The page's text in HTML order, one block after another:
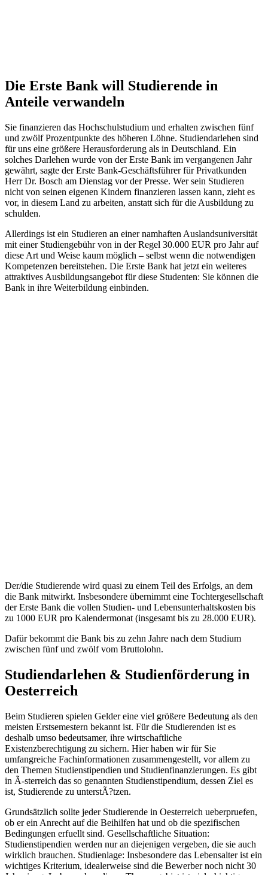
Die Erste Bank will Studierende in
Anteile verwandeln
Sie finanzieren das Hochschulstudium und erhalten zwischen fünf
und zwölf Prozentpunkte des höheren Löhne. Studiendarlehen sind
für uns eine größere Herausforderung als in Deutschland. Ein
solches Darlehen wurde von der Erste Bank im vergangenen Jahr
gewährt, sagte der Erste Bank-Geschäftsführer für Privatkunden
Herr Dr. Bosch am Dienstag vor der Presse. Wer sein Studieren
nicht von seinen eigenen Kindern finanzieren lassen kann, zieht es
vor, in diesem Land zu arbeiten, anstatt sich für die Ausbildung zu
schulden.
Allerdings ist ein Studieren an einer namhaften Auslandsuniversität
mit einer Studiengebühr von in der Regel 30.000 EUR pro Jahr auf
diese Art und Weise kaum möglich – selbst wenn die notwendigen
Kompetenzen bereitstehen. Die Erste Bank hat jetzt ein weiteres
attraktives Ausbildungsangebot für diese Studenten: Sie können die
Bank in ihre Weiterbildung einbinden.
Der/die Studierende wird quasi zu einem Teil des Erfolgs, an dem
die Bank mitwirkt. Insbesondere übernimmt eine Tochtergesellschaft
der Erste Bank die vollen Studien- und Lebensunterhaltskosten bis
zu 1000 EUR pro Kalendermonat (insgesamt bis zu 28.000 EUR).
Dafür bekommt die Bank bis zu zehn Jahre nach dem Studium
zwischen fünf und zwölf vom Bruttolohn.
Studiendarlehen & Studienförderung in
Oesterreich
Beim Studieren spielen Gelder eine viel größere Bedeutung als den
meisten Erstsemestern bekannt ist. Für die Studierenden ist es
deshalb umso bedeutsamer, ihre wirtschaftliche
Existenzberechtigung zu sichern. Hier haben wir für Sie
umfangreiche Fachinformationen zusammengestellt, vor allem zu
den Themen Studienstipendien und Studienfinanzierungen. Es gibt
in Ã-sterreich das so genannten Studienstipendium, dessen Ziel es
ist, Studierende zu unterstÃ?tzen.
Grundsätzlich sollte jeder Studierende in Oesterreich ueberpruefen,
ob er ein Anrecht auf die Beihilfen hat und ob die spezifischen
Bedingungen erfuellt sind. Gesellschaftliche Situation:
Studienstipendien werden nur an diejenigen vergeben, die sie auch
wirklich brauchen. Studienlage: Insbesondere das Lebensalter ist ein
wichtiges Kriterium, idealerweise sind die Bewerber noch nicht 30